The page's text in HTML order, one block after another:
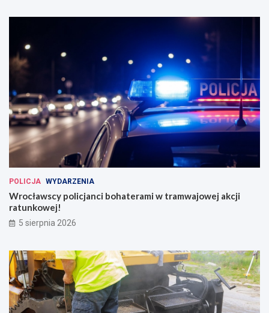
POLICJA WYDARZENIA
Wrocławscy policjanci bohaterami w tramwajowej akcji
ratunkowej!
5 sierpnia 2026